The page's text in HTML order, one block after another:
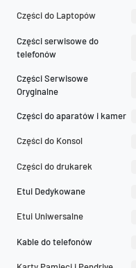
Części do Laptopów
Części serwisowe do
telefonów
Części Serwisowe
Oryginalne
Części do aparatów i kamer
Części do Konsol
Części do drukarek
Etui Dedykowane
Etui Uniwersalne
Kable do telefonów